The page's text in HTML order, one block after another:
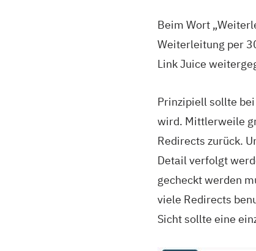
Beim Wort
Weiterleitung per
Link Juice
Prinzipiell sollte
wird. Mittlerweile
Redirects zurück.
Detail verfolgt
gecheckt werden
viele Redirects
Sicht sollte eine